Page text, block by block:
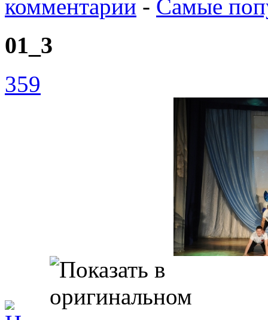
комментарии - Самые
01_3
359